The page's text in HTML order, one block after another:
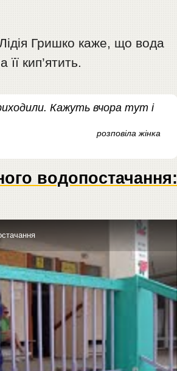
Гришко каже, що вода
кип’ятить.
Кажуть вчора тут і
розповіла жінка
водопостачання: